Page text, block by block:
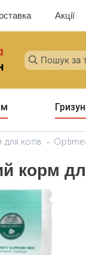
Акції
котів
корм